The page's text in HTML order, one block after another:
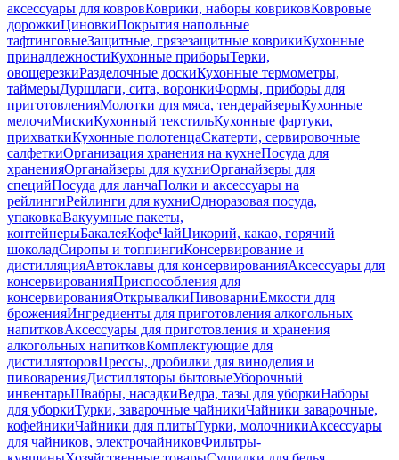
аксессуары для ковровКоврики, наборы ковриковКовровые
дорожкиЦиновкиПокрытия напольные
тафтинговыеЗащитные, грязезащитные коврикиКухонные
принадлежностиКухонные приборыТерки,
овощерезкиРазделочные доскиКухонные термометры,
таймерыДуршлаги, сита, воронкиФормы, приборы для
приготовленияМолотки для мяса, тендерайзерыКухонные
мелочиМискиКухонный текстильКухонные фартуки,
прихваткиКухонные полотенцаСкатерти, сервировочные
салфеткиОрганизация хранения на кухнеПосуда для
храненияОрганайзеры для кухниОрганайзеры для
специйПосуда для ланчаПолки и аксессуары на
рейлингиРейлинги для кухниОдноразовая посуда,
упаковкаВакуумные пакеты,
контейнерыБакалеяКофеЧайЦикорий, какао, горячий
шоколадСиропы и топпингиКонсервирование и
дистилляцияАвтоклавы для консервированияАксессуары для
консервированияПриспособления для
консервированияОткрывалкиПивоварниЕмкости для
броженияИнгредиенты для приготовления алкогольных
напитковАксессуары для приготовления и хранения
алкогольных напитковКомплектующие для
дистилляторовПрессы, дробилки для виноделия и
пивоваренияДистилляторы бытовыеУборочный
инвентарьШвабры, насадкиВедра, тазы для уборкиНаборы
для уборкиТурки, заварочные чайникиЧайники заварочные,
кофейникиЧайники для плитыТурки, молочникиАксессуары
для чайников, электрочайниковФильтры-